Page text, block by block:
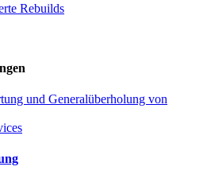
Rebuilds
und Generalüberholung von